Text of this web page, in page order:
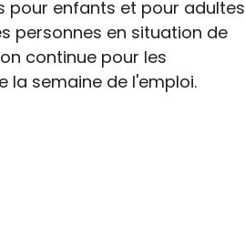
pour enfants et pour adultes
personnes en situation de
continue pour les
la semaine de l'emploi.